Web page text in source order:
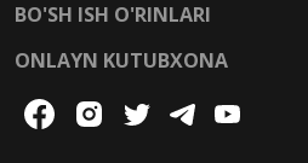
BO'SH ISH O'RINLARI
ONLAYN KUTUBXONA